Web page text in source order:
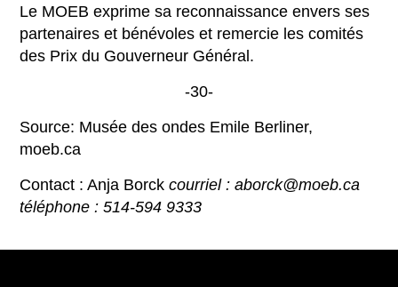
Le MOEB exprime sa reconnaissance envers ses
partenaires et bénévoles et remercie les comités
des Prix du Gouverneur Général.
-30-
Source: Musée des ondes Emile Berliner,
moeb.ca
Contact : Anja Borckcourriel : aborck@moeb.ca
téléphone : 514-594 9333